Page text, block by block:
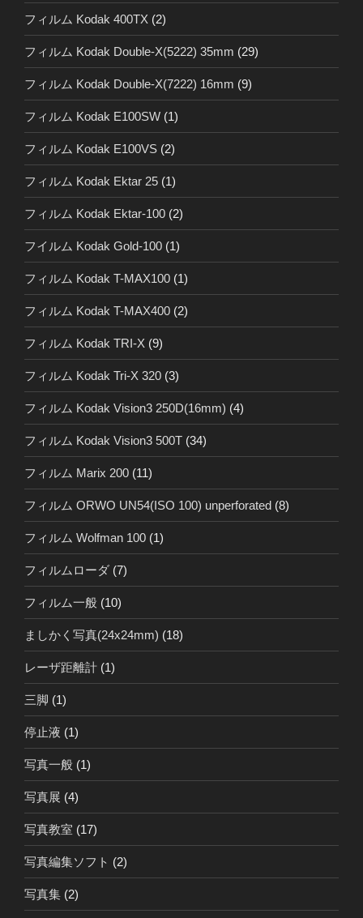
フィルム Kodak 400TX (2)
フィルム Kodak Double-X(5222) 35mm (29)
フィルム Kodak Double-X(7222) 16mm (9)
フィルム Kodak E100SW (1)
フィルム Kodak E100VS (2)
フィルム Kodak Ektar 25 (1)
フィルム Kodak Ektar-100 (2)
フイルム Kodak Gold-100 (1)
フィルム Kodak T-MAX100 (1)
フィルム Kodak T-MAX400 (2)
フィルム Kodak TRI-X (9)
フィルム Kodak Tri-X 320 (3)
フィルム Kodak Vision3 250D(16mm) (4)
フィルム Kodak Vision3 500T (34)
フィルム Marix 200 (11)
フィルム ORWO UN54(ISO 100) unperforated (8)
フィルム Wolfman 100 (1)
フィルムローダ (7)
フィルム一般 (10)
ましかく写真(24x24mm) (18)
レーザ距離計 (1)
三脚 (1)
停止液 (1)
写真一般 (1)
写真展 (4)
写真教室 (17)
写真編集ソフト (2)
写真集 (2)